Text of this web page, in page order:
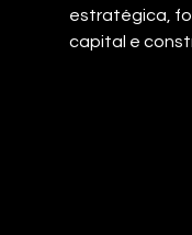
estratégica,
capital e